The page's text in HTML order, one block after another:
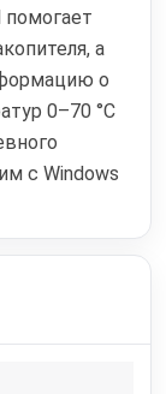
помогает
а
о
0–70 °C
с Windows